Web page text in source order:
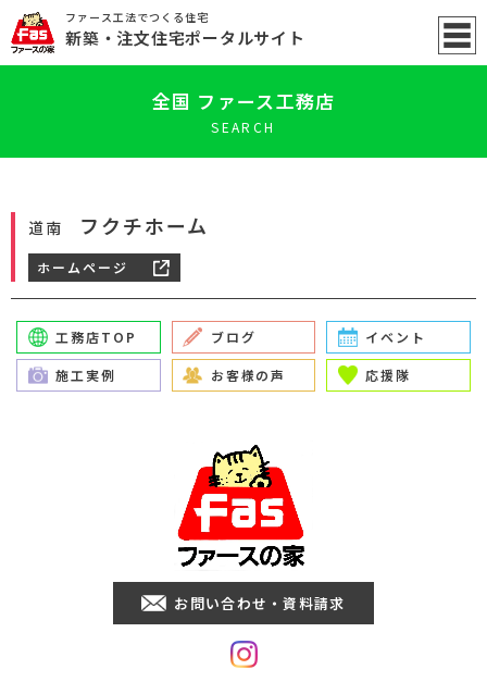
ファース工法でつくる住宅
新築 ・注文住宅ポータルサイト
全国 ファース工務店
SEARCH
道南 フクチホーム
ホームページ
工務店TOP ブログ イベント
施工実例 お客様の声 応援隊
お問い合わせ・資料請求